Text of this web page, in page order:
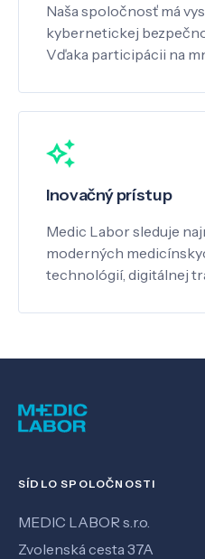
Naša spoločnosť má
kybernetickej
Vďaka participácii na
Inovačný prístup
Medic Labor sleduje
moderných
technológií, digitálnej
SÍDLO SPOLOČNOSTI
MEDIC LABOR s.r.o.
Zvolenská cesta 37A